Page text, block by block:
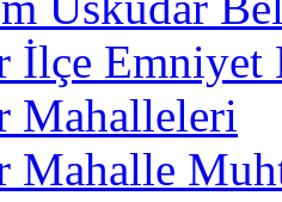
İlçe
Mahalleleri
Mahalle